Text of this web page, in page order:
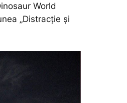
World
„Distracție și